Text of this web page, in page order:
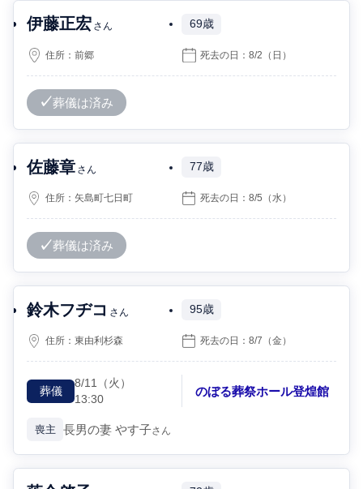
伊藤正宏 さん 69歳
住所：前郷 死去の日：8/2 （日）
葬儀は済み
佐藤章 さん 77歳
住所： 矢島町七日町 死去の日：8/5 （水）
葬儀は済み
鈴木フヂコ さん 95歳
住所：東由利杉森 死去の日：8/7 （金）
葬儀
8/11 （火）
13:30
のぼる葬祭ホール登煌館
喪主 長男の妻 やす子さん